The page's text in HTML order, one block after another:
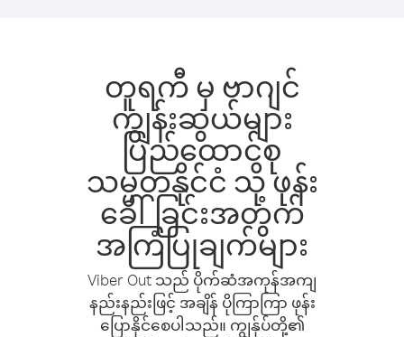
တူရကီ မှ ဗာဂျင်
ကျွန်းဆွယ်များ
ပြည်ထောင်စု
သမ္မတနိုင်ငံ သို့ ဖုန်း
ခေါ်ခြင်းအတွက်
အကြံပြုချက်များ
Viber Out သည် ပိုက်ဆံအကုန်အကျ
နည်းနည်းဖြင့် အချိန် ပိုကြာကြာ ဖုန်း
ပြောနိုင်စေပါသည်။ ကျွန်ုပ်တို့၏